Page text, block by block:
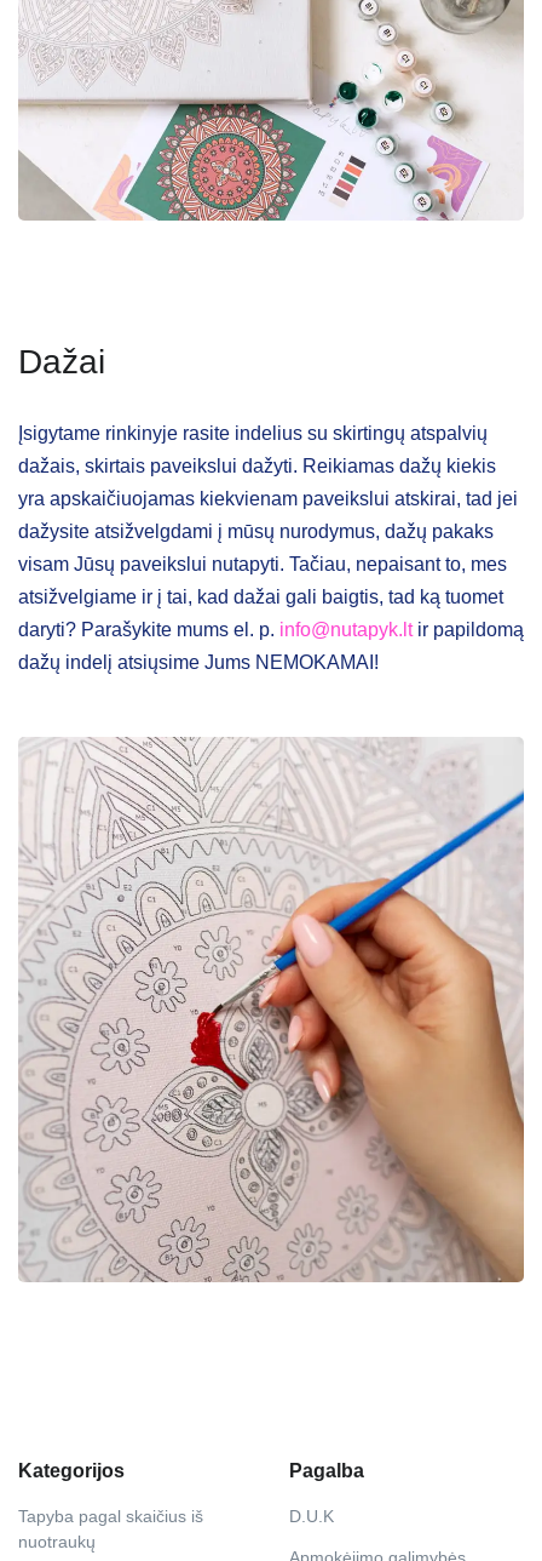
Dažai
Įsigytame rinkinyje rasite indelius su skirtingų atspalvių
dažais, skirtais paveikslui dažyti. Reikiamas dažų kiekis
yra apskaičiuojamas kiekvienam paveikslui atskirai, tad jei
dažysite atsižvelgdami į mūsų nurodymus, dažų pakaks
visam Jūsų paveikslui nutapyti. Tačiau, nepaisant to, mes
atsižvelgiame ir į tai, kad dažai gali baigtis, tad ką tuomet
daryti? Parašykite mums el. p. info@nutapyk.ltir papildomą
dažų indelį atsiųsime Jums NEMOKAMAI!
Kategorijos
Tapyba pagal skaičius iš
nuotraukų
Pagalba
D.U.K